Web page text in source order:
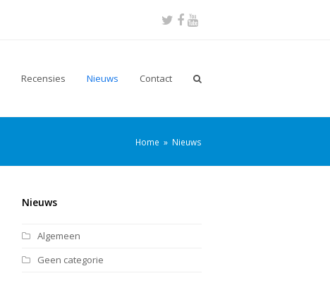
Twitter
Facebook
Recensies Nieuws Contact
Home » Nieuws
Nieuws
Algemeen
Geen categorie